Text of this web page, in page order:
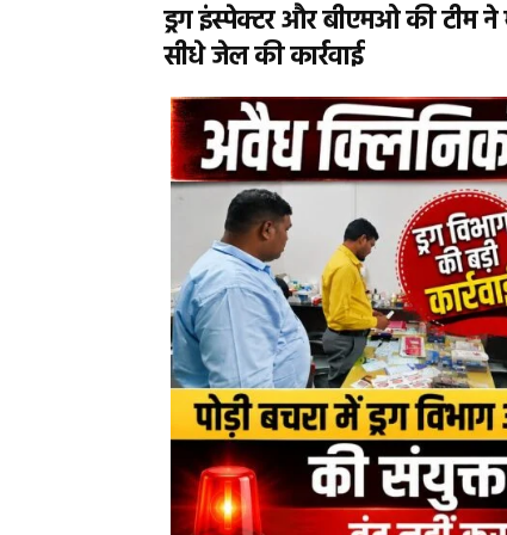
ड्रग इंस्पेक्टर और बीएमओ की टीम ने
सीधे जेल की कार्रवाई